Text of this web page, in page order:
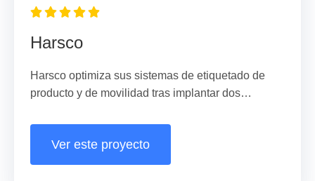
Harsco
Harsco optimiza sus sistemas de etiquetado de
producto y de movilidad tras implantar dos
Ver este proyecto